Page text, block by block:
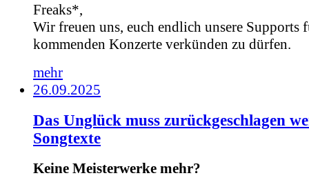
Freaks*,
Wir freuen uns, euch endlich unsere Supports
kommenden Konzerte verkünden zu dürfen.
mehr
26.09.2025
Das Unglück muss zurückgeschlagen
Songtexte
Keine Meisterwerke mehr?